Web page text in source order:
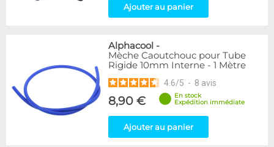
Ajouter au panier
Alphacool -
Mèche Caoutchouc pour Tube
Rigide 10mm Interne - 1 Mètre
4.6/5 - 8 avis
8,90 €
En stock
Expédition immédiate
Ajouter au panier